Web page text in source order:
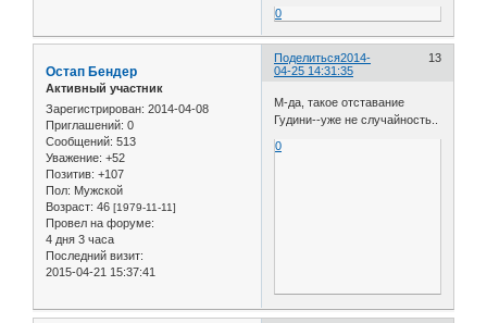
0
Поделиться 13
2014-
04-25 14:31:35
Остап Бендер
Активный участник
Зарегистрирован: 2014-04-08
Приглашений: 0
Сообщений: 513
Уважение: +52
Позитив: +107
Пол: Мужской
Возраст: 46 [1979-11-11]
Провел на форуме:
4 дня 3 часа
Последний визит:
2015-04-21 15:37:41
М-да, такое отставание
Гудини--уже не случайность..
0